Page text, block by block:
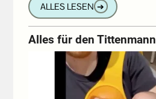
ALLES LESEN ➔
Alles für den Tittenmann